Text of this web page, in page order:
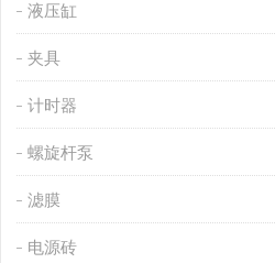
液压缸
夹具
计时器
螺旋杆泵
滤膜
电源砖